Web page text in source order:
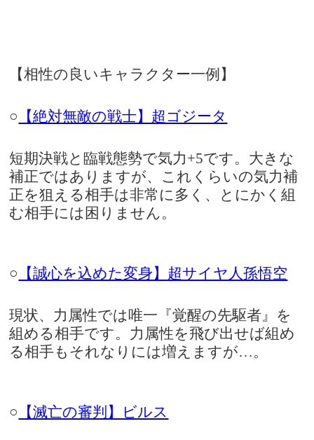
【相性の良いキャラクター一例】
○ 【絶対無敵の戦士】超ゴジータ
短期決戦と臨戦態勢で気力+5です。大きな
補正ではありますが、これくらいの気力補
正を狙える相手は非常に多く、とにかく組
む相手には困りません。
○ 【誠心を込めた変身】超サイヤ人孫悟空
現状、力属性では唯一『覚醒の先駆者』を
組める相手です。力属性を飛び出せば組め
る相手もそれなりには増えますが…。
○ 【滅亡の審判】ビルス